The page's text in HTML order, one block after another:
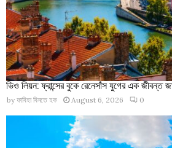
ভিও লিয়ন: ফ্রান্সের বুকে রেনেসাঁস যুগের এক জীবন্ত
by ফাবিহা বিনতে হক August 6, 2026 0